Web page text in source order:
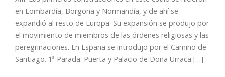
en Lombardía, Borgoña y Normandía, y de ahí se
expandió al resto de Europa. Su expansión se produjo por
el movimiento de miembros de las órdenes religiosas y las
peregrinaciones. En España se introdujo por el Camino de
Santiago. 1ª Parada: Puerta y Palacio de Doña Urraca […]